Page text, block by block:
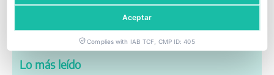
Noticias a mi Manera: incendios y nuevos retos para el
Lo más leído
Aceptar
Complies with IAB TCF, CMP ID: 405